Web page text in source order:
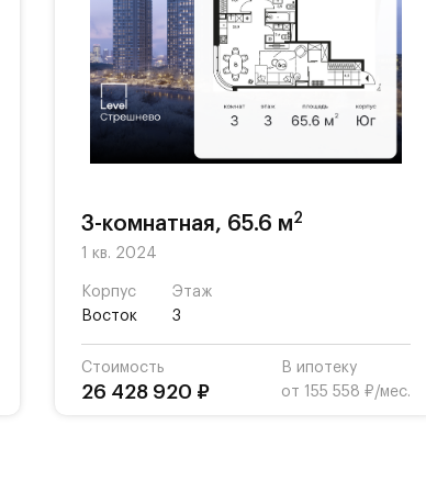
крупных зеленых зон - ландшафтный
парк, Всехсвятская роща, парк
этажах предусмотрены коммерческие
собственная парковая зона с
многофункциональной детской
3-комнатная, 65.6 м2
1 кв. 2024
Корпус
Восток
Этаж
3
Стоимость
26 428 920 ₽
В ипотеку
от 155 558 ₽/мес.